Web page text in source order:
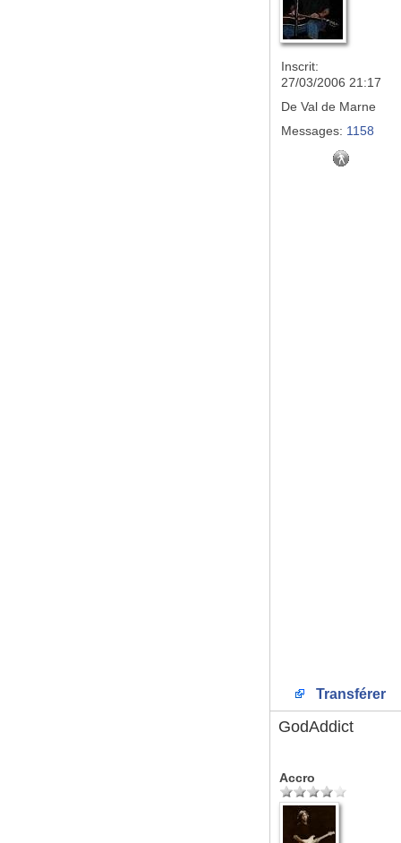
Inscrit:
27/03/2006 21:17
De Val de Marne
Messages: 1158
Transférer
GodAddict
Accro